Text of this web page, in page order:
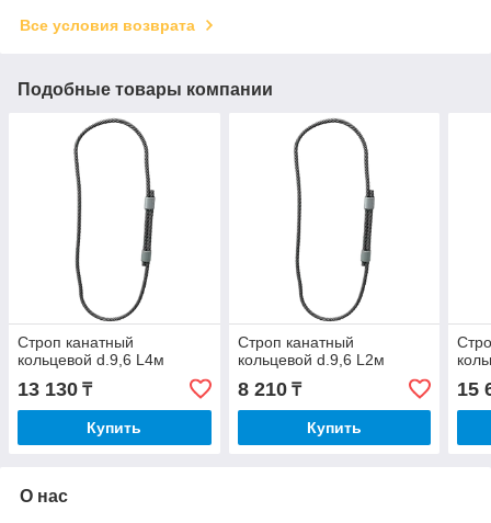
Все условия возврата
Подобные товары компании
Строп канатный
кольцевой d.9,6 L4м
13 130 ₸
Купить
Строп канатный
кольцевой d.9,6 L2м
8 210₸
Купить
15
О нас